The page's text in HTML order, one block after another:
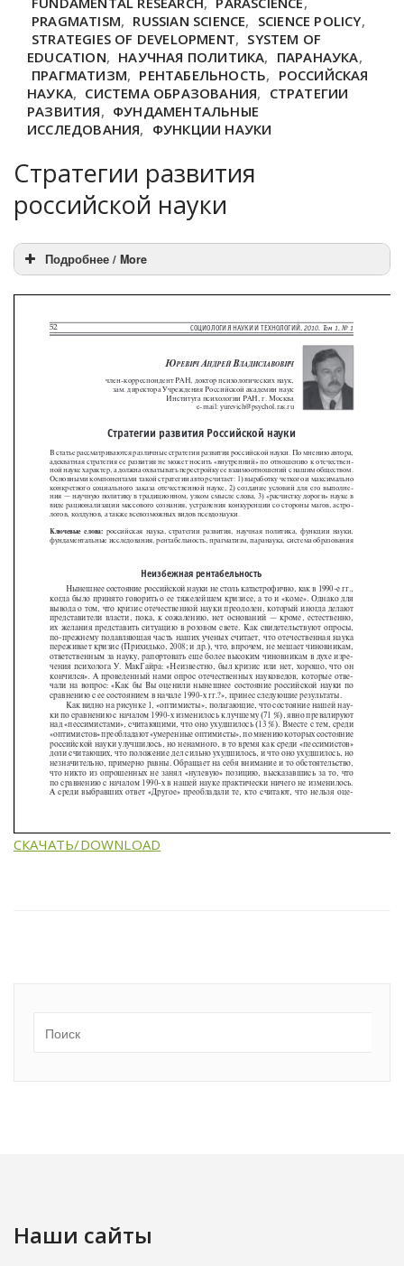
PRAGMATISM, RUSSIAN SCIENCE, SCIENCE POLICY,
STRATEGIES OF DEVELOPMENT, SYSTEM OF
EDUCATION, НАУЧНАЯ ПОЛИТИКА, ПАРАНАУКА,
ПРАГМАТИЗМ, РЕНТАБЕЛЬНОСТЬ, РОССИЙСКАЯ
НАУКА, СИСТЕМА ОБРАЗОВАНИЯ, СТРАТЕГИИ
РАЗВИТИЯ, ФУНДАМЕНТАЛЬНЫЕ
ИССЛЕДОВАНИЯ, ФУНКЦИИ НАУКИ
Стратегии развития
российской науки
Подробнее / More
СКАЧАТЬ/DOWNLOAD
Наши сайты